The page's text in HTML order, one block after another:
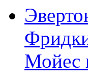
Мойес